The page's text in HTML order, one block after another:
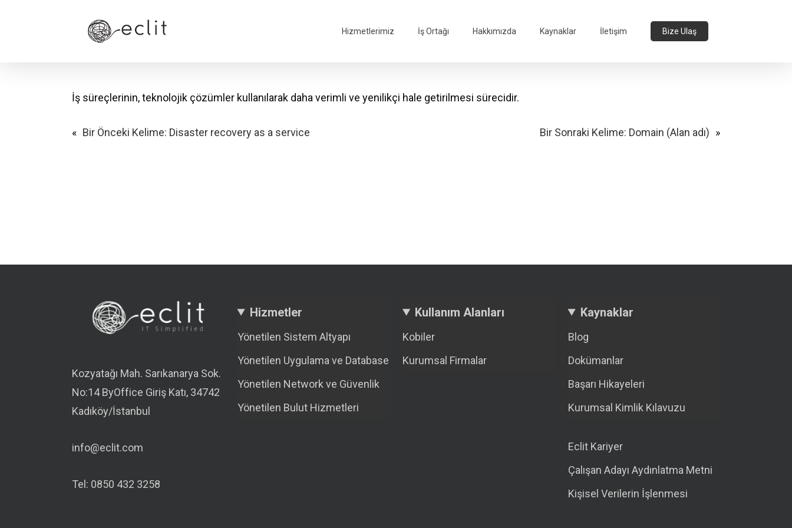
Hizmetlerimiz İş Ortağı Hakkımızda Kaynaklar İletişim Bize Ulaş
İş süreçlerinin, teknolojik çözümler kullanılarak daha verimli ve yenilikçi hale getirilmesi sürecidir.
« Bir Önceki Kelime: Disaster recovery as a service Bir Sonraki Kelime: Domain (Alan adı) »
Kozyatağı Mah. Sarıkanarya Sok.
No:14 ByOffice Giriş Katı, 34742
Kadıköy/İstanbul
info@eclit.com
Tel: 0850 432 3258
Hizmetler
Yönetilen Sistem Altyapı
Yönetilen Uygulama ve Database
Yönetilen Network ve Güvenlik
Yönetilen Bulut Hizmetleri
Kullanım Alanları
Kobiler
Kurumsal Firmalar
Kaynaklar
Blog
Dokümanlar
Başarı Hikayeleri
Kurumsal Kimlik Kılavuzu
Eclit Kariyer
Çalışan Adayı Aydınlatma Metni
Kişisel Verilerin İşlenmesi